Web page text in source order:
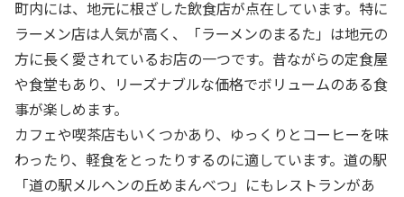
町内には、地元に根ざした飲食店が点在しています。特に
ラーメン店は人気が高く、「ラーメンのまるた」は地元の
方に長く愛されているお店の一つです。昔ながらの定食屋
や食堂もあり、リーズナブルな価格でボリュームのある食
事が楽しめます。
カフェや喫茶店もいくつかあり、ゆっくりとコーヒーを味
わったり、軽食をとったりするのに適しています。道の駅
「道の駅メルヘンの丘めまんべつ」にもレストランがあ